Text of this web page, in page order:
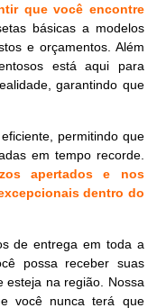
que você encontre
básicas a modelos
e orçamentos. Além
está aqui para
garantindo que
permitindo que
em tempo recorde.
apertados e nos
dentro do
de entrega em toda a
possa receber suas
esteja na região. Nossa
você nunca terá que